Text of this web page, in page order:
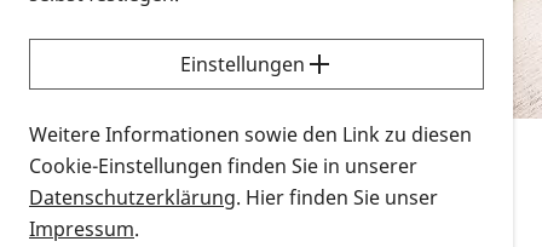
Sie möchten wissen, wie Sie nach Infonmaterial
suchen und dieses bestellen bzw. herunterladen
können? Schauen Sie sich dieErklärvideos zum
Thema Infomaterial auf der PRO RETINA-Website
für blinde und sehbehinderte Menschen an.
Auf dieser Seite finden Sie sämtliches Infomaterial
Einstellungen
Weitere Informationen sowie den Link zu diesen
Cookie-Einstellungen finden Sie in unserer
Datenschutzerklärung. Hier finden Sie unser
Impressum.